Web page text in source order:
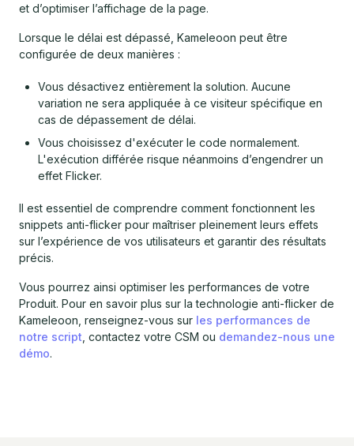
et d’optimiser l’affichage de la page.
Lorsque le délai est dépassé, Kameleoon peut être
configurée de deux manières :
Vous désactivez entièrement la solution. Aucune
variation ne sera appliquée à ce visiteur spécifique en
cas de dépassement de délai.
Vous choisissez d'exécuter le code normalement.
L'exécution différée risque néanmoins d’engendrer un
effet Flicker.
Il est essentiel de comprendre comment fonctionnent les
snippets anti-flicker pour maîtriser pleinement leurs effets
sur l’expérience de vos utilisateurs et garantir des résultats
précis.
Vous pourrez ainsi optimiser les performances de votre
Produit. Pour en savoir plus sur la technologie anti-flicker de
Kameleoon, renseignez-vous sur les performances de
notre script , contactez votre CSM ou demandez-nous une
démo.